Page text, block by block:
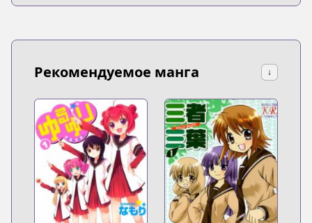
Рекомендуемое манга ↓